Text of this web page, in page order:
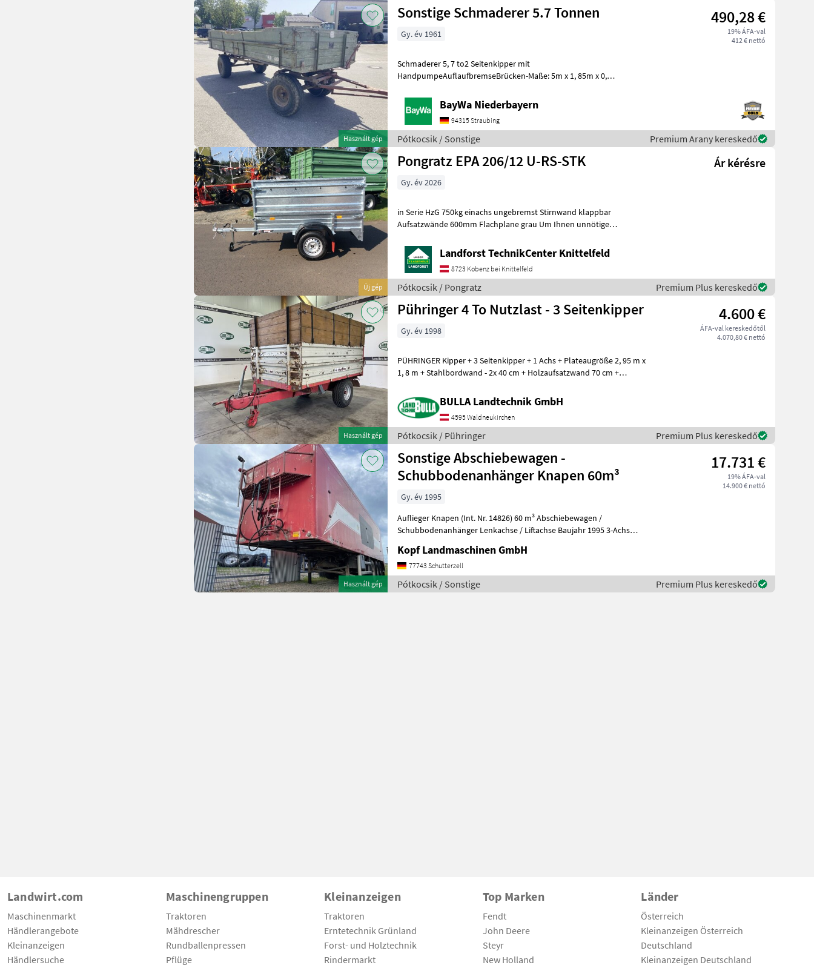
Használt gép
Sonstige Schmaderer 5.7 Tonnen 490,28 €
19% ÁFA-val
412 € nettó
Gy. év 1961
Schmaderer 5, 7 to2 Seitenkipper mit
HandpumpeAuflaufbremseBrücken-Maße: 5m x 1, 85m x 0,
Teil erneuert werdenBayWa Niederbayern
94315 Straubing
Pótkocsik / Sonstige Premium Arany kereskedő
Új gép
Pongratz EPA 206/12 U-RS-STK Ár kérésre
Gy. év 2026
in Serie HzG 750kg einachs ungebremst Stirnwand klappbar
Aufsatzwände 600mm Flachplane grau Um Ihnen unnötige
Landforst TechnikCenter Knittelfeld
8723 Kobenz bei Knittelfeld
Pótkocsik / Pongratz Premium Plus kereskedő
Használt gép
Pühringer 4 To Nutzlast - 3 Seitenkipper 4.600 €
ÁFA-val kereskedőtől
4.070,80 € nettó
Gy. év 1998
PÜHRINGER Kipper + 3 Seitenkipper + 1 Achs + Plateaugröße 2, 95 m x
1, 8 m + Stahlbordwand - 2x 40 cm + Holzaufsatzwand 70 cm +
BULLA Landtechnik GmbH
4595 Waldneukirchen
Pótkocsik / Pühringer Premium Plus kereskedő
Használt gép
Sonstige Abschiebewagen -
Schubbodenanhänger Knapen 60m³
17.731 €
19% ÁFA-val
14.900 € nettó
Gy. év 1995
Auflieger Knapen (Int. Nr. 14826) 60 m³ Abschiebewagen /
Schubbodenanhänger Lenkachse / Liftachse Baujahr 1995 3-Achs
Kopf Landmaschinen GmbH
77743 Schutterzell
Pótkocsik / Sonstige Premium Plus kereskedő
Landwirt.com
Maschinenmarkt
Händlerangebote
Kleinanzeigen
Händlersuche
Maschinengruppen
Traktoren
Mähdrescher
Rundballenpressen
Pflüge
Kleinanzeigen
Traktoren
Erntetechnik Grünland
Forst- und Holztechnik
Rindermarkt
Top Marken
Fendt
John Deere
Steyr
New Holland
Länder
Österreich
Kleinanzeigen Österreich
Deutschland
Kleinanzeigen Deutschland